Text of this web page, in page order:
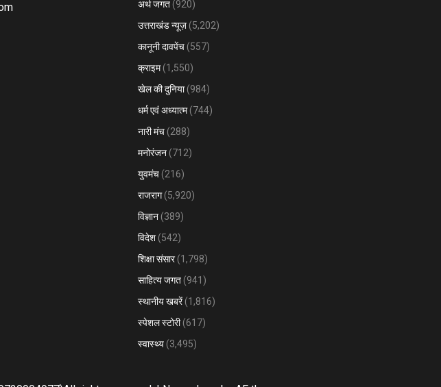
अर्थ जगत (920)
उत्तराखंड न्यूज़ (5,202)
कानूनी दावपेंच (557)
क्राइम(1,550)
खेल की दुनिया(984)
धर्म एवं अध्यात्म(744)
नारी मंच (288)
मनोरंजन (712)
युवमंच (216)
राजराग(5,920)
विज्ञान (389)
विदेश (542)
शिक्षा संसार(1,798)
साहित्य जगत (941)
स्थानीय खबरें(1,816)
स्पेशल स्टोरी(617)
स्वास्थ्य (3,495)